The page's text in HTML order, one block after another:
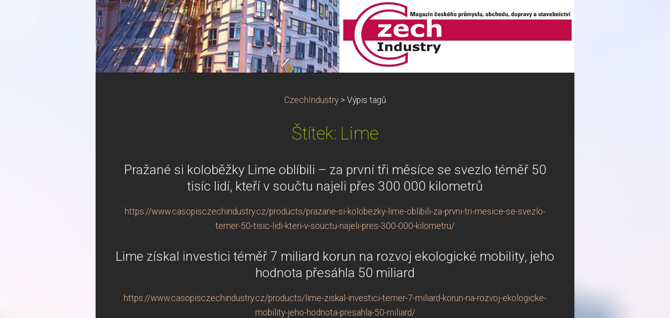
CzechIndustry > Výpis tagů
Štítek: Lime
Pražané si koloběžky Lime oblíbili – za první tři měsíce se svezlo téměř 50
tisíc lidí, kteří v součtu najeli přes 300 000 kilometrů
https://www.casopisczechindustry.cz/products/prazane-si-kolobezky-lime-oblibili-za-prvni-tri-mesice-se-svezlo-
temer-50-tisic-lidi-kteri-v-souctu-najeli-pres-300-000-kilometru/
Lime získal investici téměř 7 miliard korun na rozvoj ekologické mobility, jeho
hodnota přesáhla 50 miliard
https://www.casopisczechindustry.cz/products/lime-ziskal-investici-temer-7-miliard-korun-na-rozvoj-ekologicke-
mobility-jeho-hodnota-presahla-50-miliard/